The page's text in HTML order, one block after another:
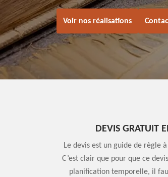
Voir nos réalisations
DEVIS GRATUIT
Le devis est un guide de règle
C’est clair que pour que ce
planification temporelle, il